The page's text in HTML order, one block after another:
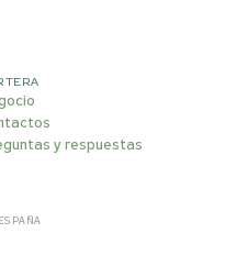
y respuestas